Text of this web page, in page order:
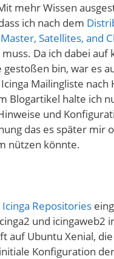
mehr Wissen
ich nach dem
Satellites, and
Da ich dabei auf
bin, war es
Mailingliste nach
Blogartikel halte ich
und
das es später mir
nützen könnte.
Icinga Repositories
und icingaweb2
auf Ubuntu Xenial, die
Konfiguration